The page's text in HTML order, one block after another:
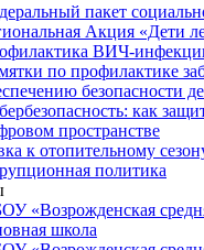
пакет
Акция «Дети
ВИЧ-
по профилактике
безопасности
как
пространстве
к отопительному
политика
«Возрожденская
школа